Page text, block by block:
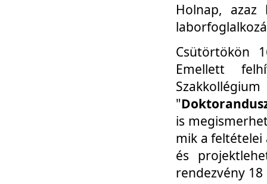
Holnap, azaz
Csütörtökön
Emellett
"
is
mik a feltételei
és
rendezvény